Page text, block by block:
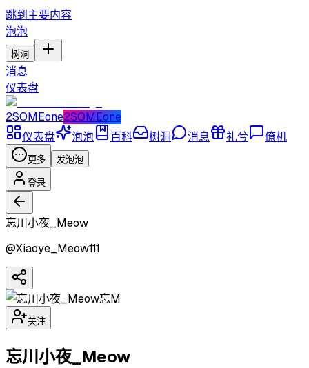
跳到主要内容
泡泡
树洞
消息
仪表盘
2SOMEone2SOMEone
仪表盘
泡泡 百科 树洞 消息 礼兮 僚机
更多 发泡泡
登录
忘川小夜_Meow
@Xiaoye_Meow111
忘M
关注
忘川小夜_Meow